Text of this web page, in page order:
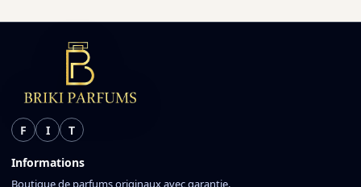
F I T
Informations
Boutique de parfums originaux avec garantie.